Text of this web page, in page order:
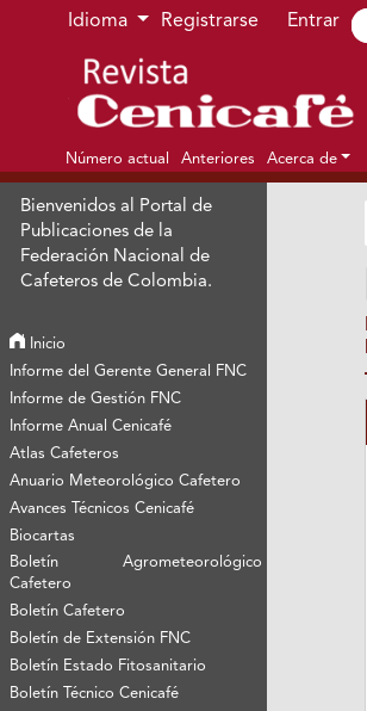
Ir al menú de navegación principal
Ir al contenido principal
Ir al pie de página del sitio
Idioma Registrarse Entrar
Número actual Anteriores Acerca de
Bienvenidos al Portal de
Publicaciones de la
Federación Nacional de
Cafeteros de Colombia.
Inicio
Informe del Gerente General FNC
Informe de Gestión FNC
Informe Anual Cenicafé
Atlas Cafeteros
Anuario Meteorológico Cafetero
Avances Técnicos Cenicafé
Biocartas
Boletín Agrometeorológico
Cafetero
Boletín Cafetero
Boletín de Extensión FNC
Boletín Estado Fitosanitario
Boletín Técnico Cenicafé